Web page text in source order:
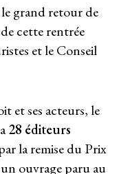
grand retour de
cette rentrée
et le Conseil
et ses acteurs, le
28 éditeurs
la remise du Prix
ouvrage paru au